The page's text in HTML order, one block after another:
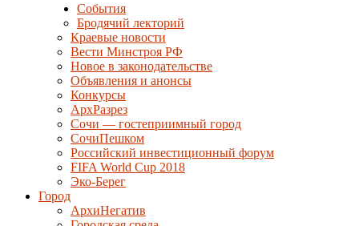
События
Бродячий лекторий
Краевые новости
Вести Минстроя РФ
Новое в законодательстве
Объявления и анонсы
Конкурсы
АрхРазрез
Сочи — гостеприимный город
СочиПешком
Российский инвестиционный форум
FIFA World Cup 2018
Эко-Берег
Город
АрхиНегатив